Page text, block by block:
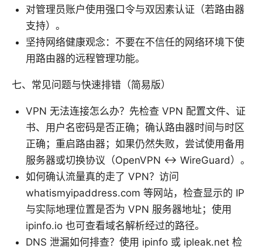
对管理员账户使用强口令与双因素认证（若路由器
支持）。
坚持网络健康观念：不要在不信任的网络环境下使
用路由器的远程管理功能。
七、常见问题与快速排错（简易版）
VPN 无法连接怎么办？先检查 VPN 配置文件、证
书、用户名密码是否正确；确认路由器时间与时区
正确；重启路由器；如果仍然失败，尝试使用备用
服务器或切换协议（OpenVPN ↔ WireGuard）。
如何确认流量真的走了 VPN？访问
whatismyipaddress.com 等网站，检查显示的 IP
与实际地理位置是否为 VPN 服务器地址；使用
ipinfo.io 也可查看域名解析经过的路径。
DNS 泄漏如何排查？使用 ipinfo 或 ipleak.net 检